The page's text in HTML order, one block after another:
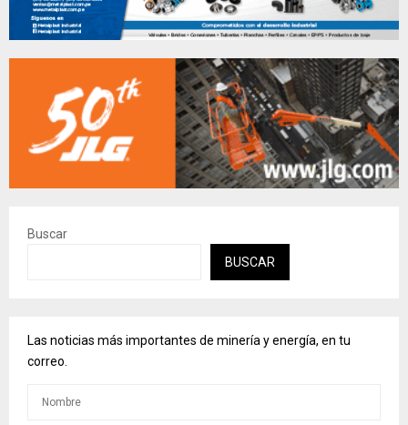
Buscar
BUSCAR
Las noticias más importantes de minería y energía, en tu
correo.